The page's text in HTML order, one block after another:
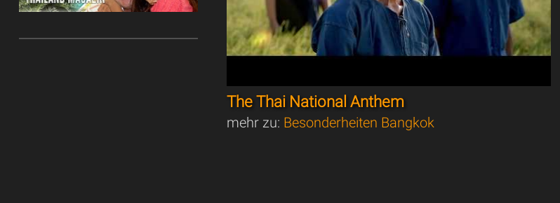
The Thai National Anthem
mehr zu: Besonderheiten Bangkok